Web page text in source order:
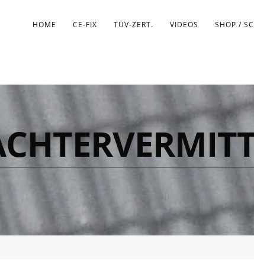
HOME CE-FIX TÜV-ZERT. VIDEOS SHOP /